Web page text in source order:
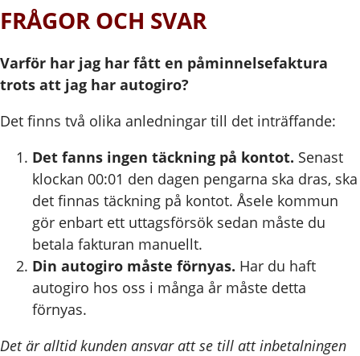
FRÅGOR OCH SVAR
Varför har jag har fått en påminnelsefaktura
trots att jag har autogiro?
Det finns två olika anledningar till det inträffande:
Det fanns ingen täckning på kontot. Senast
klockan 00:01 den dagen pengarna ska dras, ska
det finnas täckning på kontot. Åsele kommun
gör enbart ett uttagsförsök sedan måste du
betala fakturan manuellt.
Din autogiro måste förnyas. Har du haft
autogiro hos oss i många år måste detta
förnyas.
Det är alltid kunden ansvar att se till att inbetalningen